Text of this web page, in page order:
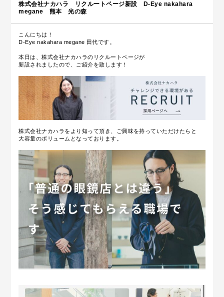
株式会社ナカハラ リクルートページ新設 D-Eye nakahara
megane 熊本 光の森
こんにちは！
D-Eye nakahara megane 田代です。
本日は、株式会社ナカハラのリクルートページが
新設されましたので、ご紹介を致します！
株式会社ナカハラをより知って頂き、ご興味を持っていただけたらと
大容量のボリュームとなっております。